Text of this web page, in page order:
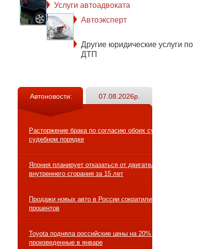
Услуги автоадвоката
Автоэксперт
Другие юридические услуги по
ДТП
Автоновости: 07.08.2026р.
Расторжение брака по согласию обоих супругов в
судебном порядке
Япония планирует отказаться от двигателей
внутреннего сгорания за 15 лет
Продажи новых авто в России сократились на 10
процентов
Toyota подняла российские цены на 20% на авто,
произведенные в январе